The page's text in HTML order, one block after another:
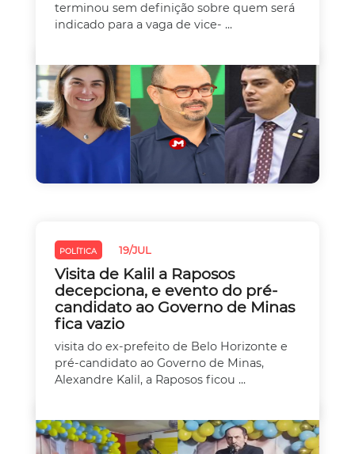
terminou sem definição sobre quem será
indicado para a vaga de vice- ...
POLÍTICA 19/JUL
Visita de Kalil a Raposos
decepciona, e evento do pré-
candidato ao Governo de Minas
fica vazio
visita do ex-prefeito de Belo Horizonte e
pré-candidato ao Governo de Minas,
Alexandre Kalil, a Raposos ficou ...